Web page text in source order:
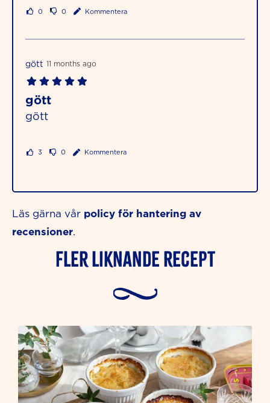
0 0 Kommentera
gött 11 months ago
gött
gött
3 0 Kommentera
Läs gärna vår policy för hantering av
recensioner.
Fler liknande Recept